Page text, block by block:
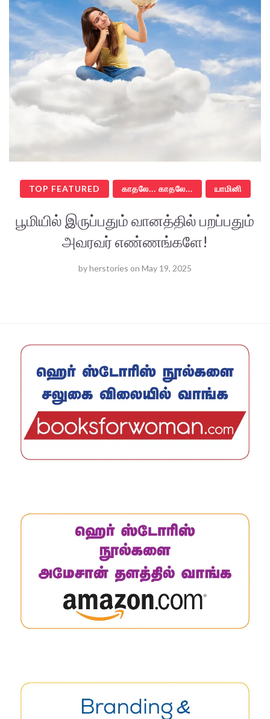
TOP FEATURED காதலே... காதலே... யாமினி
பூமியில் இருப்பதும் வானத்தில் பறப்பதும்
அவரவர் எண்ணங்களே!
byherstories on May 19, 2025